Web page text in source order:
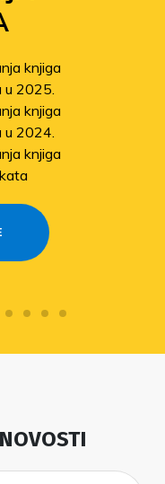
knjiga
u 2025.
knjiga
u 2024.
knjiga